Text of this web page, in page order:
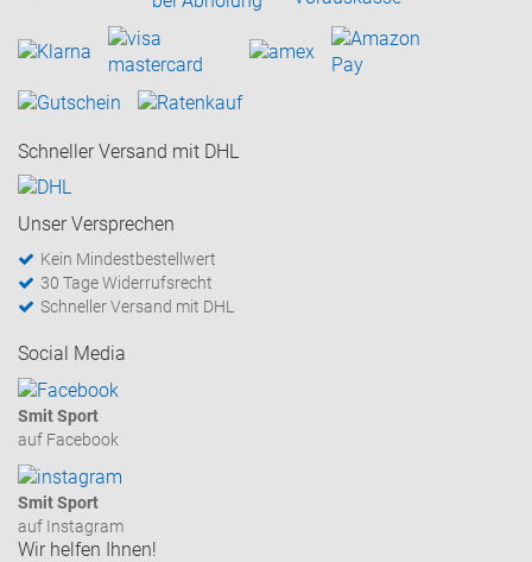
Schneller Versand mit DHL
Unser Versprechen
Kein Mindestbestellwert
30 Tage Widerrufsrecht
Schneller Versand mit DHL
Social Media
Smit Sport
auf Facebook
Smit Sport
auf Instagram
Wir helfen Ihnen!